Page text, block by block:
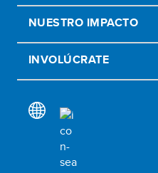
NUESTRO IMPACTO
INVOLÚCRATE